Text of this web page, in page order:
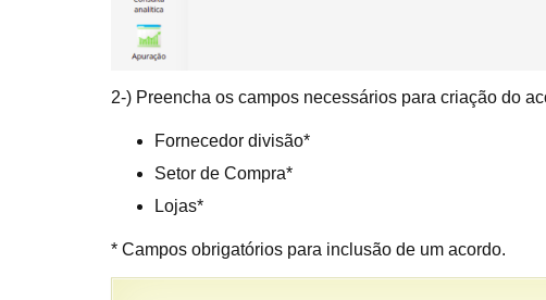
2-) Preencha os campos necessários para criação do
Fornecedor divisão*
Setor de Compra*
Lojas*
* Campos obrigatórios para inclusão de um acordo.